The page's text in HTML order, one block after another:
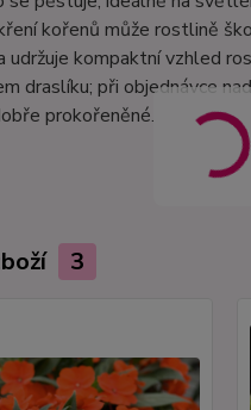
kořenů může rostlině
udržuje kompaktní vzhled
draslíku; při objednávce
prokořeněné.
3